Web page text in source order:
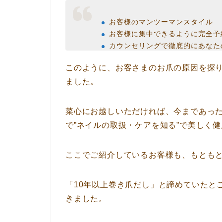
お客様のマンツーマンスタイル
お客様に集中できるように完全
カウンセリングで徹底的にあな
このように、お客さまのお爪の原因を探
ました。
菜心にお越しいただければ、今まであっ
で”ネイルの取扱・ケアを知る”で美しく
ここでご紹介しているお客様も、もとも
「10年以上巻き爪だし」と諦めていた
きました。